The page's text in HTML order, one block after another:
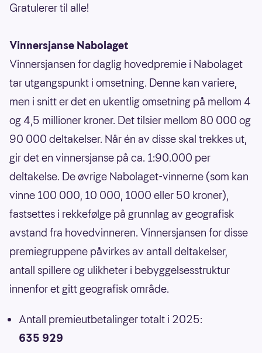
Gratulerer til alle!
Vinnersjanse Nabolaget
Vinnersjansen for daglig hovedpremie i Nabolaget
tar utgangspunkt i omsetning. Denne kan variere,
men i snitt er det en ukentlig omsetning på mellom 4
og 4,5 millioner kroner. Det tilsier mellom 80 000 og
90 000 deltakelser. Når én av disse skal trekkes ut,
gir det en vinnersjanse på ca. 1:90.000 per
deltakelse. De øvrige Nabolaget-vinnerne (som kan
vinne 100 000, 10 000, 1000 eller 50 kroner),
fastsettes i rekkefølge på grunnlag av geografisk
avstand fra hovedvinneren. Vinnersjansen for disse
premiegruppene påvirkes av antall deltakelser,
antall spillere og ulikheter i bebyggelsesstruktur
innenfor et gitt geografisk område.
Antall premieutbetalinger totalt i 2025:
635 929